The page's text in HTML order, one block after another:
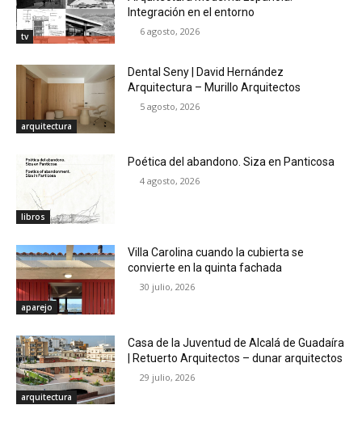
tv
Integración en el entorno
6 agosto, 2026
arquitectura
Dental Seny | David Hernández
Arquitectura – Murillo Arquitectos
5 agosto, 2026
libros
Poética del abandono. Siza en Panticosa
4 agosto, 2026
aparejo
Villa Carolina cuando la cubierta se
convierte en la quinta fachada
30 julio, 2026
arquitectura
Casa de la Juventud de Alcalá de Guadaíra
| Retuerto Arquitectos – dunar arquitectos
29 julio, 2026